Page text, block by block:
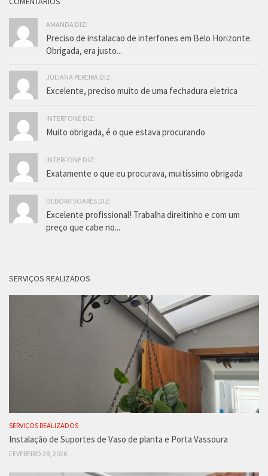
AMANDA DIZ:
Preciso de instalacao de interfones em Belo Horizonte.
Obrigada, era justo...
JULIANA PEREIRA DIZ:
Excelente, preciso muito de uma fechadura eletrica
INTERFONE DIZ:
Muito obrigada, é o que estava procurando
INTERFONE DIZ:
Exatamente o que eu procurava, muitíssimo obrigada
DEBORA SOARES DIZ:
Excelente profissional! Trabalha direitinho e com um
preço que cabe no...
SERVIÇOS REALIZADOS
SERVIÇOS REALIZADOS
Instalação de Suportes de Vaso de planta e Porta Vassoura
FEVEREIRO 28, 2026